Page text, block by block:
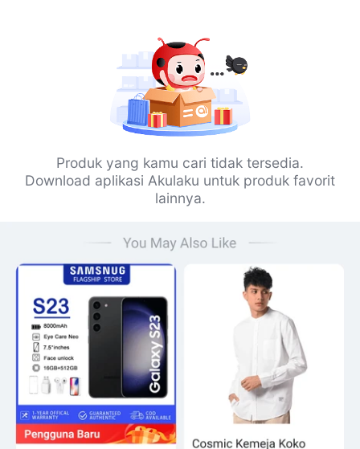
Produk yang kamu cari tidak tersedia.
Download aplikasi Akulaku untuk produk favorit
lainnya.